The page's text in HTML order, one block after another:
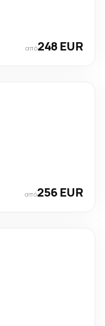
από248 EUR
από256 EUR